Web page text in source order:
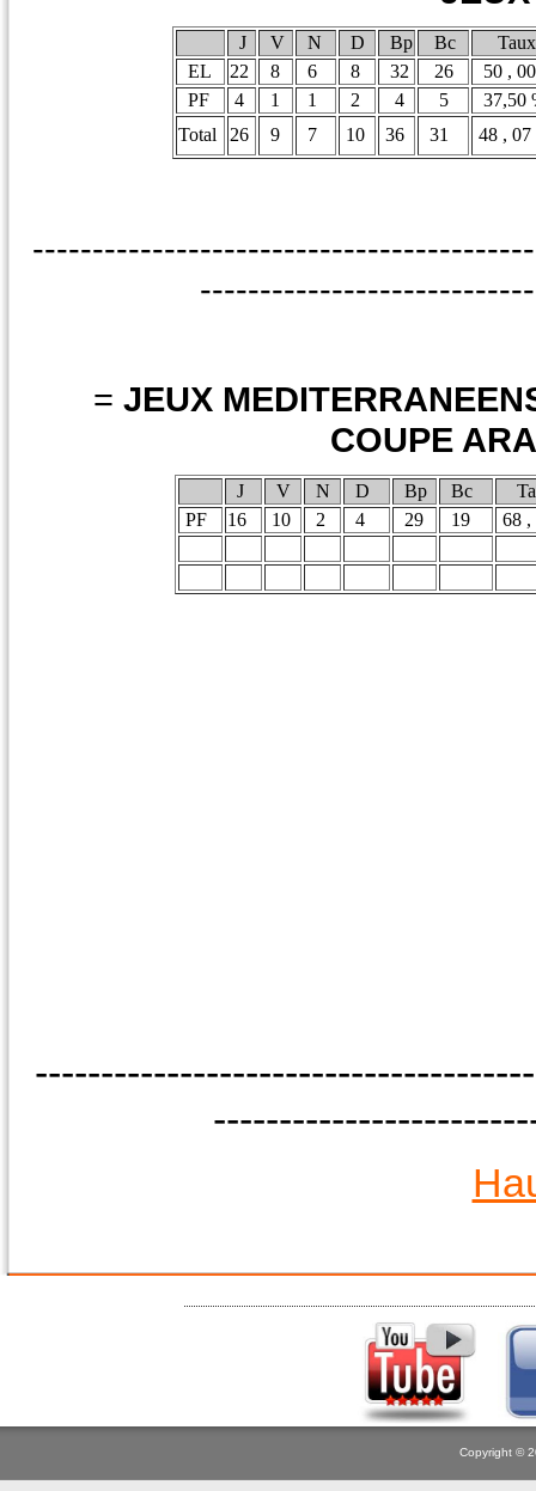
J V N D Bp Bc
Taux
EL
22 8 6 8 32 26
50 ,
PF
4 1 1 2 4 5
37,50
Total
26 9 7 10 36 31 48 , 07
= JEUX
COUPE
J V N D Bp Bc
PF
16 10 2 4 29 19 68 ,
Copyright ©